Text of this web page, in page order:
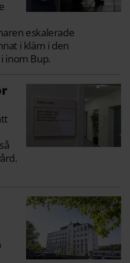
eskalerade
i kläm i den
inom Bup.